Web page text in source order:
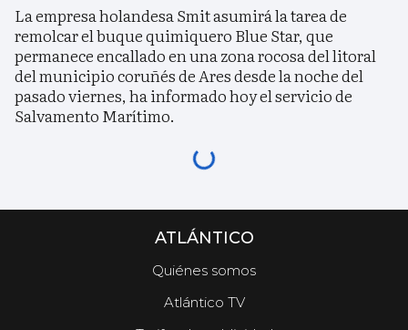
La empresa holandesa Smit asumirá la tarea de
remolcar el buque quimiquero Blue Star, que
permanece encallado en una zona rocosa del litoral
del municipio coruñés de Ares desde la noche del
pasado viernes, ha informado hoy el servicio de
Salvamento Marítimo.
ATLÁNTICO
Quiénes somos
Atlántico TV